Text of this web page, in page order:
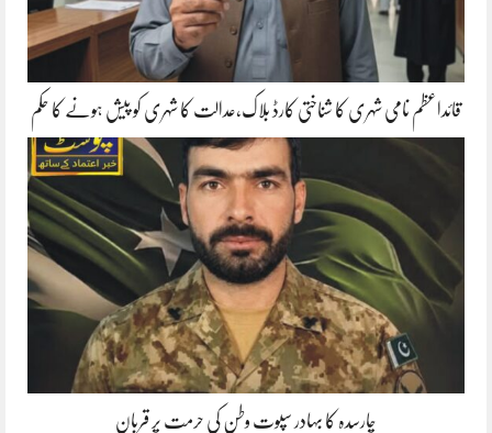
قائداعظم نامی شہری کا شناختی کارڈ بلاک،عدالت کا شہری کو پیش ہونے کا حکم
چارسدہ کا بہادر سپوت وطن کی حرمت پر قربان